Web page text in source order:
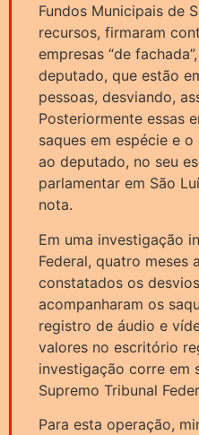
Fundos Municipais de
recursos, firmaram
empresas “de
deputado, que estão
pessoas, desviando,
Posteriormente essas
saques em espécie e
ao deputado, no seu
parlamentar em São
nota.
Em uma investigação
Federal, quatro meses
constatados os
acompanharam os
registro de áudio e
valores no escritório
investigação corre em
Supremo Tribunal
Para esta operação,